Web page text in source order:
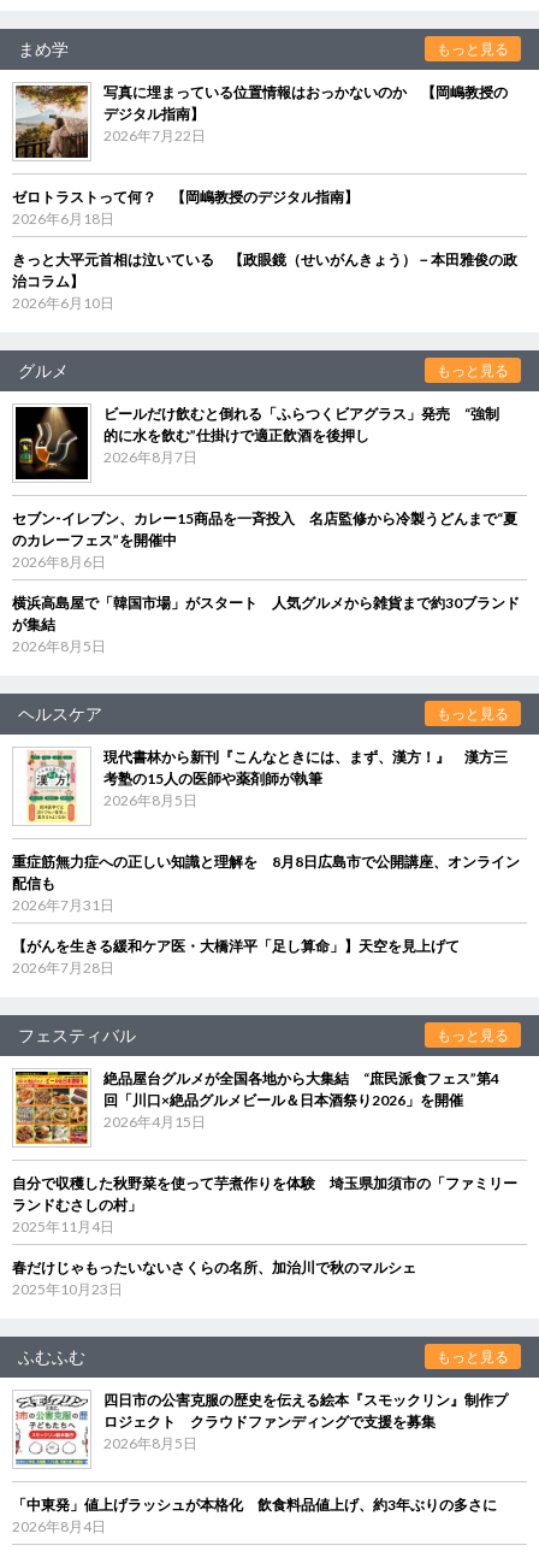
まめ学 もっと見る
写真に埋まっている位置情報はおっかないのか 【岡嶋教授の
デジタル指南】
2026年7月22日
ゼロトラストって何？ 【岡嶋教授のデジタル指南】
2026年6月18日
きっと大平元首相は泣いている 【政眼鏡（せいがんきょう）－本田雅俊の政
治コラム】
2026年6月10日
グルメ もっと見る
ビールだけ飲むと倒れる「ふらつくビアグラス」発売 “強制
的に水を飲む”仕掛けで適正飲酒を後押し
2026年8月7日
セブン‐イレブン、カレー15商品を一斉投入 名店監修から冷製うどんまで“夏
のカレーフェス”を開催中
2026年8月6日
横浜高島屋で「韓国市場」がスタート 人気グルメから雑貨まで約30ブランド
が集結
2026年8月5日
ヘルスケア もっと見る
現代書林から新刊『こんなときには、まず、漢方！』 漢方三
考塾の15人の医師や薬剤師が執筆
2026年8月5日
重症筋無力症への正しい知識と理解を 8月8日広島市で公開講座、オンライン
配信も
2026年7月31日
【がんを生きる緩和ケア医・大橋洋平「足し算命」】天空を見上げて
2026年7月28日
フェスティバル もっと見る
絶品屋台グルメが全国各地から大集結 “庶民派食フェス”第4
回「川口×絶品グルメビール＆日本酒祭り2026」を開催
2026年4月15日
自分で収穫した秋野菜を使って芋煮作りを体験 埼玉県加須市の「ファミリー
ランドむさしの村」
2025年11月4日
春だけじゃもったいないさくらの名所、加治川で秋のマルシェ
2025年10月23日
ふむふむ もっと見る
四日市の公害克服の歴史を伝える絵本『スモックリン』制作プ
ロジェクト クラウドファンディングで支援を募集
2026年8月5日
「中東発」値上げラッシュが本格化 飲食料品値上げ、約3年ぶりの多さに
2026年8月4日